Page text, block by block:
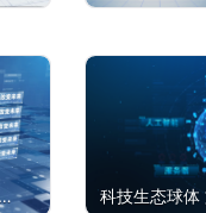
示六画面】
科技生态球体